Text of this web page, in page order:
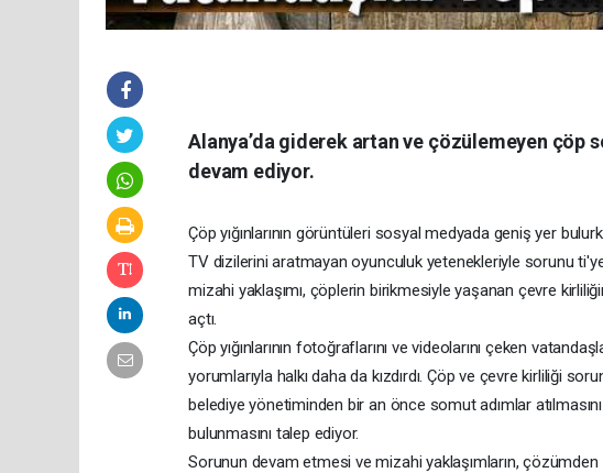
Alanya’da giderek artan ve çözülemeyen
devam ediyor.
Çöp yığınlarının görüntüleri sosyal medyada geniş yer
TV dizilerini aratmayan oyunculuk yetenekleriyle sorunu
mizahi yaklaşımı, çöplerin birikmesiyle yaşanan çevre
açtı.
Çöp yığınlarının fotoğraflarını ve videolarını çeken
yorumlarıyla halkı daha da kızdırdı. Çöp ve çevre kirliliği
belediye yönetiminden bir an önce somut adımlar
bulunmasını talep ediyor.
Sorunun devam etmesi ve mizahi yaklaşımların, çözümden